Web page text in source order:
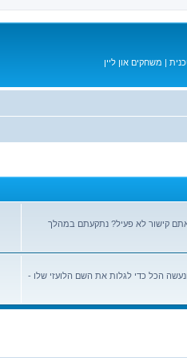
| משחקים און ליין
קישור לא פעיל? נתקעתם במהלך
הכל כדי לגלות את השם הלועזי שלו -